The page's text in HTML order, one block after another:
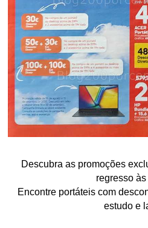
Descubra as promoções
regresso
Encontre portáteis com
estudo e